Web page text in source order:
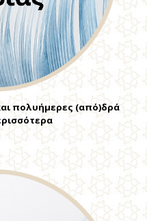
πολυήμερες (από)δρά